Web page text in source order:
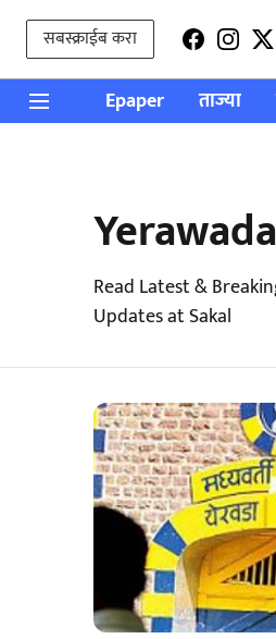
सबस्क्राईब करा
Epaper ताज्या
Read Latest &
Updates at Sakal